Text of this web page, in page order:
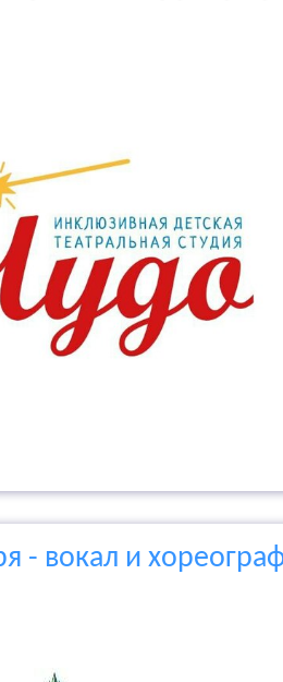
- вокал и